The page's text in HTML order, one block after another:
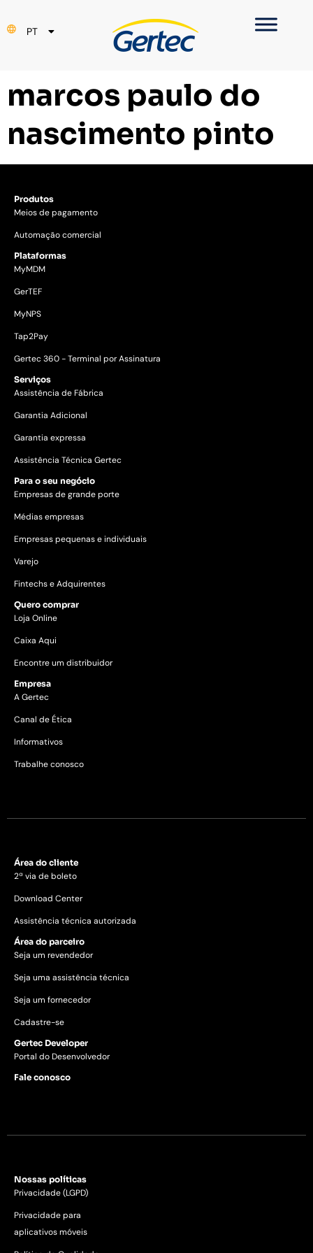
PT
ES
marcos paulo do
nascimento pinto
Produtos
Meios de pagamento
Automação comercial
Plataformas
MyMDM
GerTEF
MyNPS
Tap2Pay
Gertec 360 - Terminal por Assinatura
Serviços
Assistência de Fábrica
Garantia Adicional
Garantia expressa
Assistência Técnica Gertec
Para o seu negócio
Empresas de grande porte
Médias empresas
Empresas pequenas e individuais
Varejo
Fintechs e Adquirentes
Quero comprar
Loja Online
Caixa Aqui
Encontre um distribuidor
Empresa
A Gertec
Canal de Ética
Informativos
Trabalhe conosco
Área do cliente
2ª via de boleto
Download Center
Assistência técnica autorizada
Área do parceiro
Seja um revendedor
Seja uma assistência técnica
Seja um fornecedor
Cadastre-se
Gertec Developer
Portal do Desenvolvedor
Fale conosco
Nossas políticas
Privacidade (LGPD)
Privacidade para
aplicativos móveis